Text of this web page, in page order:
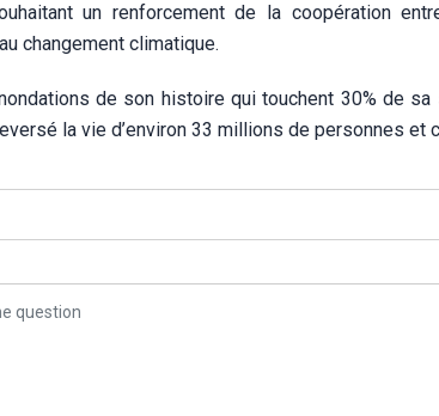
un renforcement de la coopération
changement climatique.
de son histoire qui touchent 30% de
la vie d’environ 33 millions de personnes et